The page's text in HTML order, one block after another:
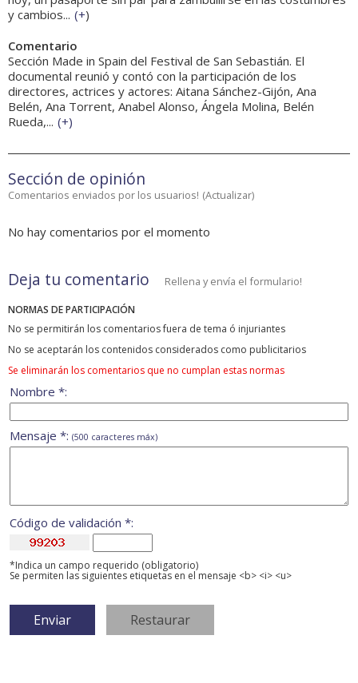
y cambios... (+)
Comentario
Sección Made in Spain del Festival de San Sebastián. El
documental reunió y contó con la participación de los
directores, actrices y actores: Aitana Sánchez-Gijón, Ana
Belén, Ana Torrent, Anabel Alonso, Ángela Molina, Belén
Rueda,... (+)
Sección de opinión
Comentarios enviados por los usuarios! (Actualizar)
No hay comentarios por el momento
Deja tu comentario Rellena y envía el formulario!
NORMAS DE PARTICIPACIÓN
No se permitirán los comentarios fuera de tema ó injuriantes
No se aceptarán los contenidos considerados como publicitarios
Se eliminarán los comentarios que no cumplan estas normas
Nombre *:
Mensaje *: (500 caracteres máx)
Código de validación *:
*Indica un campo requerido (obligatorio)
Se permiten las siguientes etiquetas en el mensaje <b> <i> <u>